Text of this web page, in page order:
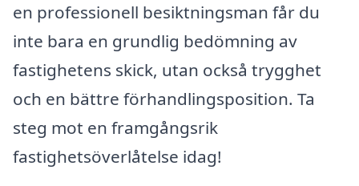
en professionell besiktningsman får du
inte bara en grundlig bedömning av
fastighetens skick, utan också trygghet
och en bättre förhandlingsposition. Ta
steg mot en framgångsrik
fastighetsöverlåtelse idag!